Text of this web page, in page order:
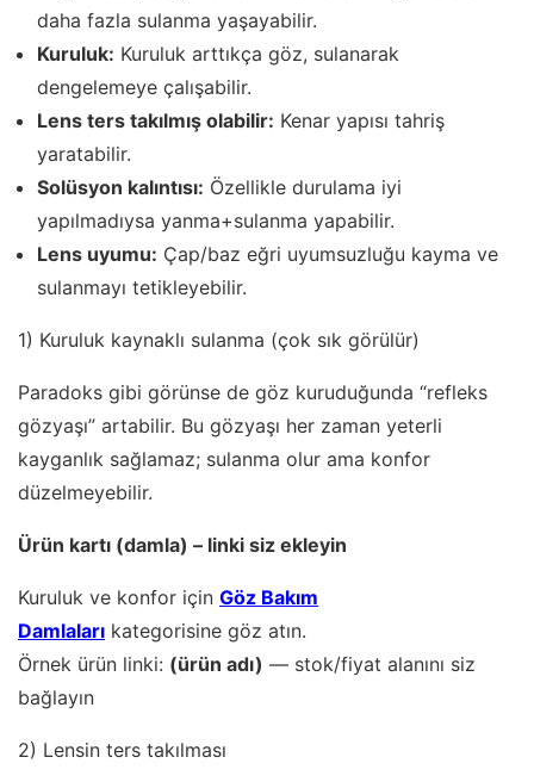
daha fazla sulanma yaşayabilir.
Kuruluk: Kuruluk arttıkça göz, sulanarak
dengelemeye çalışabilir.
Lens ters takılmış olabilir: Kenar yapısı tahriş
yaratabilir.
Solüsyon kalıntısı: Özellikle durulama iyi
yapılmadıysa yanma+sulanma yapabilir.
Lens uyumu: Çap/baz eğri uyumsuzluğu kayma ve
sulanmayı tetikleyebilir.
1) Kuruluk kaynaklı sulanma (çok sık görülür)
Paradoks gibi görünse de göz kuruduğunda “refleks
gözyaşı” artabilir. Bu gözyaşı her zaman yeterli
kayganlık sağlamaz; sulanma olur ama konfor
düzelmeyebilir.
Ürün kartı (damla) – linki siz ekleyin
Kuruluk ve konfor için Göz Bakım
Damlaları kategorisine göz atın.
Örnek ürün linki: (ürün adı) — stok/fiyat alanını siz
bağlayın
2) Lensin ters takılması